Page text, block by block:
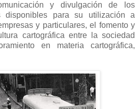
y divulgación de los
disponibles para su utilización a
y particulares, el fomento y
cartográfica entre la sociedad
en materia cartográfica,